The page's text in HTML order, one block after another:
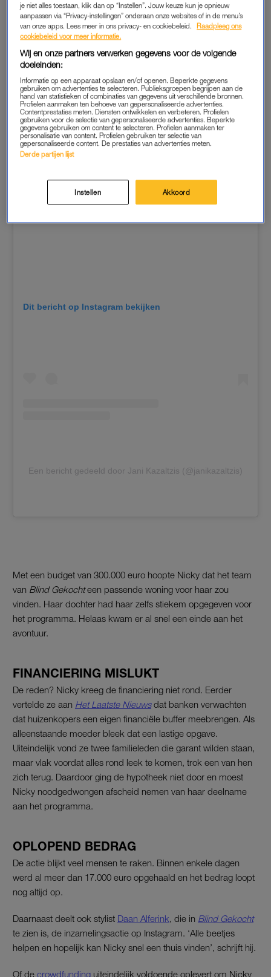
‘BLIND GEKOCHT’
Ook presentator Jani Kazaltzis steunt de actie openlijk. In een
video roept hij mensen op om een bijdrage te leveren. “Het
zou zo tof zijn als we haar kunnen helpen”, zegt hij. “Ik gun het
hen met heel mijn hart.”
Dit bericht op Instagram bekijken
Een bericht gedeeld door Jani Kazaltzis (@janikazaltzis)
Met een budget van 300.000 euro hoopte Nicky dat het team
van Blind Gekochteen passende woning voor haar zou
vinden. Haar dochter had haar zelfs stiekem opgegeven voor
het programma. Helaas kwam er al snel een einde aan het
avontuur.
FINANCIERING MISLUKT
De reden? Nicky kreeg de financiering niet rond. Eerder
vertelde ze aan Het Laatste Nieuwsdat banken verwachten
dat huizenkopers een eigen financiële buffer meebrengen. Als
alleenstaande moeder bleek dat een lastige opgave.
Uiteindelijk vond ze twee familieleden die garant wilden staan,
maar vlak voordat alles rond leek te komen, trok een van hen
zich terug. Daardoor ging de hypotheek niet door en moest
Nicky noodgedwongen afscheid nemen van haar deelname
aan het programma.
OPLOPEND BEDRAG
De actie blijkt veel mensen te raken. Binnen enkele dagen
werd al meer dan 17.000 euro opgehaald en het bedrag loopt
nog altijd op.
Daarnaast deelt ook stylist Daan Alferink, die in Blind Gekocht
te zien is, de inzamelingsactie op Instagram. ‘Alle beetjes
helpen en hopelijk kan Nicky snel een thuis vinden’, schrijft hij.
Of de crowdfunding uiteindelijk voldoende oplevert om Nicky
je niet alles toestaan, klik dan op “Instellen”. Jouw keuze kun je opnieuw
aanpassen via “Privacy-instellingen” onderaan onze websites of in de menu’s
van onze apps. Lees meer in ons privacy- en cookiebeleid.
Raadpleeg ons
cookiebeleid voor meer informatie.
Wij en onze partners verwerken gegevens voor de volgende
doeleinden:
Informatie op een apparaat opslaan en/of openen. Beperkte gegevens
gebruiken om advertenties te selecteren. Publieksgroepen begrijpen aan de
hand van statistieken of combinaties van gegevens uit verschillende bronnen.
Profielen aanmaken ten behoeve van gepersonaliseerde advertenties.
Contentprestaties meten. Diensten ontwikkelen en verbeteren. Profielen
gebruiken voor de selectie van gepersonaliseerde advertenties. Beperkte
gegevens gebruiken om content te selecteren. Profielen aanmaken ter
personalisatie van content. Profielen gebruiken ter selectie van
gepersonaliseerde content. De prestaties van advertenties meten.
Derde partijen lijst
Instellen Akkoord